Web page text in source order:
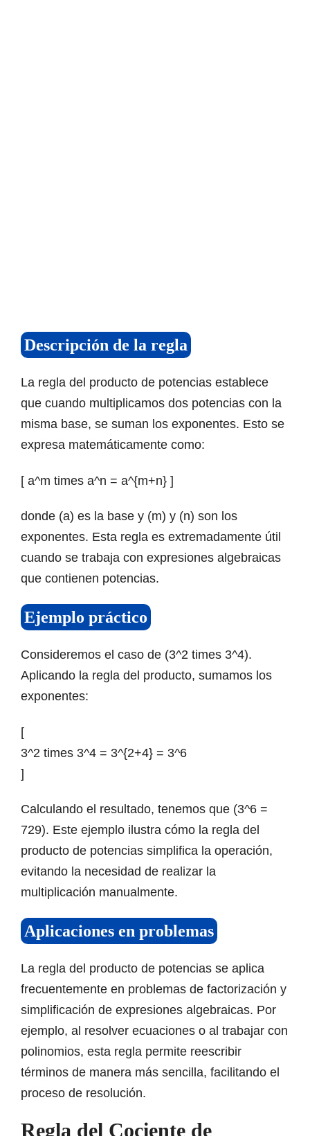
Descripción de la regla
La regla del producto de potencias establece
que cuando multiplicamos dos potencias con la
misma base, se suman los exponentes. Esto se
expresa matemáticamente como:
[ a^m times a^n = a^{m+n} ]
donde (a) es la base y (m) y (n) son los
exponentes. Esta regla es extremadamente útil
cuando se trabaja con expresiones algebraicas
que contienen potencias.
Ejemplo práctico
Consideremos el caso de (3^2 times 3^4).
Aplicando la regla del producto, sumamos los
exponentes:
[
3^2 times 3^4 = 3^{2+4} = 3^6
]
Calculando el resultado, tenemos que (3^6 =
729). Este ejemplo ilustra cómo la regla del
producto de potencias simplifica la operación,
evitando la necesidad de realizar la
multiplicación manualmente.
Aplicaciones en problemas
La regla del producto de potencias se aplica
frecuentemente en problemas de factorización y
simplificación de expresiones algebraicas. Por
ejemplo, al resolver ecuaciones o al trabajar con
polinomios, esta regla permite reescribir
términos de manera más sencilla, facilitando el
proceso de resolución.
Regla del Cociente de